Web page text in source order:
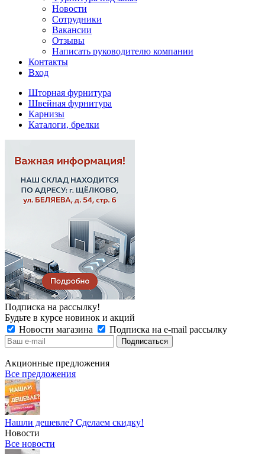
Новости
Сотрудники
Вакансии
Отзывы
Написать руководителю компании
Контакты
Вход
Шторная фурнитура
Швейная фурнитура
Карнизы
Каталоги, брелки
Подписка на рассылку!
Будьте в курсе новинок и акций
Новости магазина
Подписка на e-mail рассылку
Акционные предложения
Все предложения
Нашли дешевле? Сделаем скидку!
Новости
Все новости